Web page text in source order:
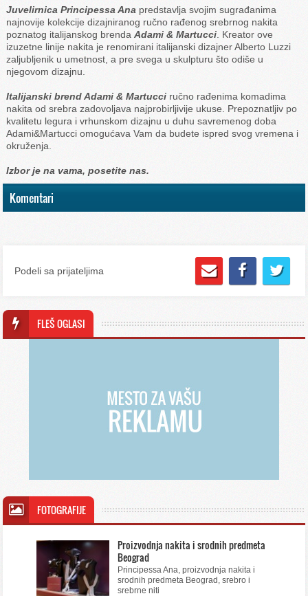
Juvelirnica Principessa Anapredstavlja svojim sugrađanima
najnovije kolekcije dizajniranog ručno rađenog srebrnog nakita
poznatog italijanskog brendaAdami & Martucci . Kreator ove
izuzetne linije nakita je renomirani italijanski dizajner Alberto Luzzi
zaljubljenik u umetnost, a pre svega u skulpturu što odiše u
njegovom dizajnu.
Italijanski brend Adami & Martucci ručno rađenima komadima
nakita od srebra zadovoljava najprobirljivije ukuse. Prepoznatljiv po
kvalitetu legura i vrhunskom dizajnu u duhu savremenog doba
Adami&Martucci omogućava Vam da budete ispred svog vremena i
okruženja.
Izbor je na vama, posetite nas.
Komentari
Podeli sa prijateljima
FLEŠ OGLASI
FOTOGRAFIJE
Proizvodnja nakita i srodnih predmeta
Beograd
Principessa Ana, proizvodnja nakita i
srodnih predmeta Beograd, srebro i
srebrne niti